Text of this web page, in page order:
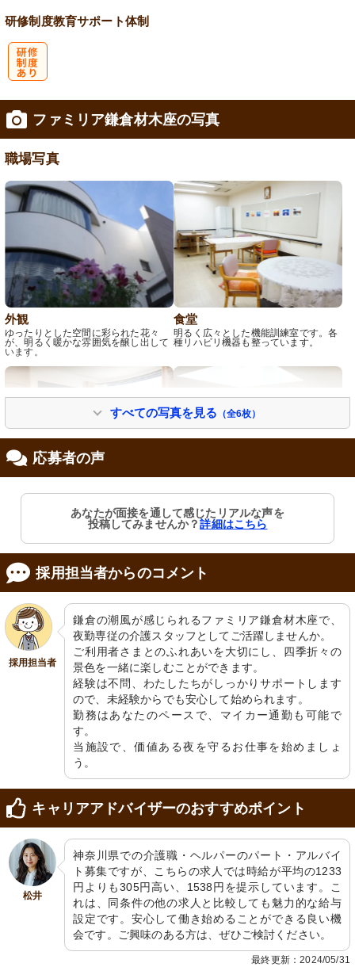
研修制度教育サポート体制
ファミリア鎌倉材木座の写真
職場写真
外観
ゆったりとした空間に彩られた花々
が、明るく暖かな雰囲気を醸し出して
います。
食堂
明るく広々とした機能訓練室です。各
種リハビリ機器も整っています。
開放感ある窓辺は日差しをたっぷりと
取り入れ、居心地の良さを演出してい
ます。
階段
明るく開放的なスペースが、ゆったり
とした移動を可能にします。安全に配
清潔感のある室内に、使い勝手の良い
収納家具が備わっています。安心して
過ごせる空間です。
休憩スペース
窓辺の明るい空間に配された白い椅子
が、心地よい休息を約束します。
すべての写真を見る （全6枚）
応募者の声
あなたが面接を通して感じたリアルな声を
投稿してみませんか？詳細はこちら
採用担当者からのコメント
採用担当者
鎌倉の潮風が感じられるファミリア鎌倉材木座で、
夜勤専従の介護スタッフとしてご活躍しませんか。
ご利用者さまとのふれあいを大切にし、四季折々の
景色を一緒に楽しむことができます。
経験は不問、わたしたちがしっかりサポートします
ので、未経験からでも安心して始められます。
勤務はあなたのペースで、マイカー通勤も可能で
す。
当施設で、価値ある夜を守るお仕事を始めましょ
う。
キャリアアドバイザーのおすすめポイント
松井
神奈川県での介護職・ヘルパーのパート・アルバイ
ト募集ですが、こちらの求人では時給が平均の1233
円よりも305円高い、1538円を提示しています。こ
れは、同条件の他の求人と比較しても魅力的な給与
設定です。安心して働き始めることができる良い機
会です。ご興味のある方は、ぜひご検討ください。
最終更新：2024/05/31